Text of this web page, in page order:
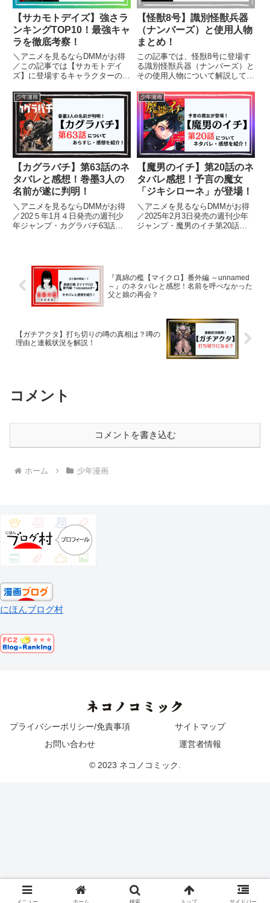
【サカモトデイズ】強さラ
ンキングTOP10！最強キャ
ラを徹底考察！
＼アニメを見るならDMMがお得
／この記事では【サカモトデイ
ズ】に登場するキャラクターの強
発表します。それぞれの強さや特
徴的な武器について詳しく解説し
ます。漫画版の各キャラの強さラ
ンキングですのネタバレを含みま
す...
【怪獣8号】識別怪獣兵器
（ナンバーズ）と使用人物
まとめ！
この記事では、怪獣8号に登場す
る識別怪獣兵器（ナンバーズ）と
その使用人物について解説してい
でご注意ください）
少年漫画
【カグラバチ】第63話のネ
タバレと感想！巻墨3人の
名前が遂に判明！
＼アニメを見るならDMMがお得
／202５年1月４日発売の週刊少
年ジャンプ・カグラバチ63話に
オススメの人はこちら！・王道ジ
ャンプ・ダークファンタジー系...
少年漫画
【魔男のイチ】第20話のネ
タバレ感想！予言の魔女
「ジキシローネ」が登場！
＼アニメを見るならDMMがお得
／2025年2月3日発売の週刊少年
ジャンプ・魔男のイチ第20話に
年漫画・魔法ファンタジー系...
『真綿の檻【マイクロ】番外編 ～unnamed
～』のネタバレと感想！名前を呼べなかった
父と娘の再会？
【ガチアクタ】打ち切りの噂の真相は？噂の
理由と連載状況を解説！
コメント
コメントを書き込む
ホーム 少年漫画
にほんブログ村
ネコノコミック
プライバシーポリシー/免責事項
サイトマップ
お問い合わせ
運営者情報
© 2023 ネコノコミック.
メニュー ホーム 検索 トップ サイドバー